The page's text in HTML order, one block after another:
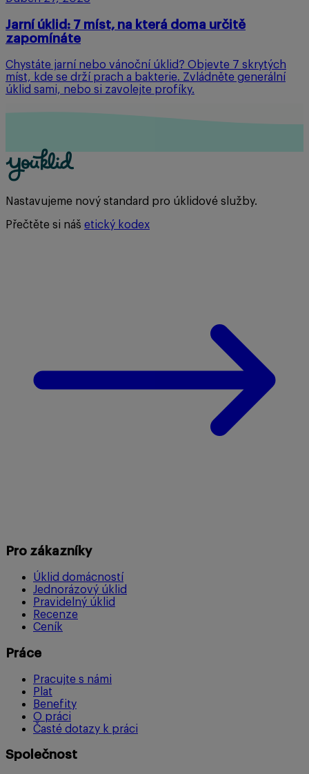
Jarní úklid: 7 míst, na která doma určitě
zapomínáte
Chystáte jarní nebo vánoční úklid? Objevte 7 skrytých
míst, kde se drží prach a bakterie. Zvládněte generální
úklid sami, nebo si zavolejte profíky.
Nastavujeme nový standard pro úklidové služby.
Přečtěte si náš etický kodex
Pro zákazníky
Úklid domácností
Jednorázový úklid
Pravidelný úklid
Recenze
Ceník
Práce
Pracujte s námi
Plat
Benefity
O práci
Časté dotazy k práci
Společnost